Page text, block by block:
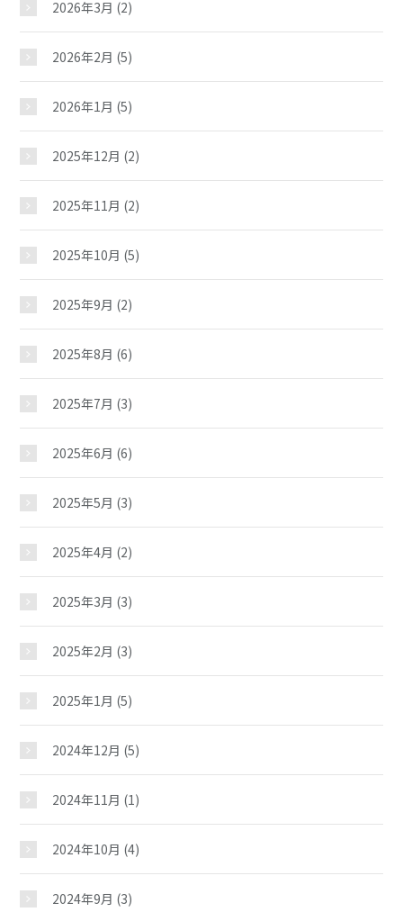
2026年3月 (2)
2026年2月 (5)
2026年1月 (5)
2025年12月 (2)
2025年11月 (2)
2025年10月 (5)
2025年9月 (2)
2025年8月 (6)
2025年7月 (3)
2025年6月 (6)
2025年5月 (3)
2025年4月 (2)
2025年3月 (3)
2025年2月 (3)
2025年1月 (5)
2024年12月 (5)
2024年11月 (1)
2024年10月 (4)
2024年9月 (3)